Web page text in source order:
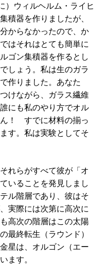
）ウィルヘルム・ライヒ
積器を作りましたが、
からなかったので、か
はそれはとても簡単に
ゴン集積器を作るとし
しょう。私は生のガラ
作りました。あなた
けながら、ガラス繊維
にも私のやり方でオル
！ すでに材料の揃っ
す。私は実験としてそ
れらがすべて彼が「オ
いることを発見しまし
ル階層であり、彼はそ
実際には次第に高次に
高次の階層はこの太陽
最終転生（ラウンド）
星は、オルゴン（エー
ます。